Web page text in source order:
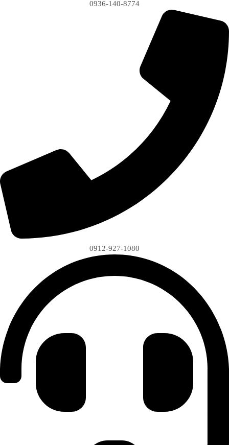
0936-140-8774
0912-927-1080